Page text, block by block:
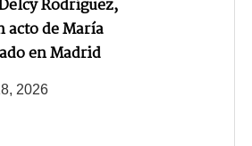
Rodríguez,
acto de María
en Madrid
2026